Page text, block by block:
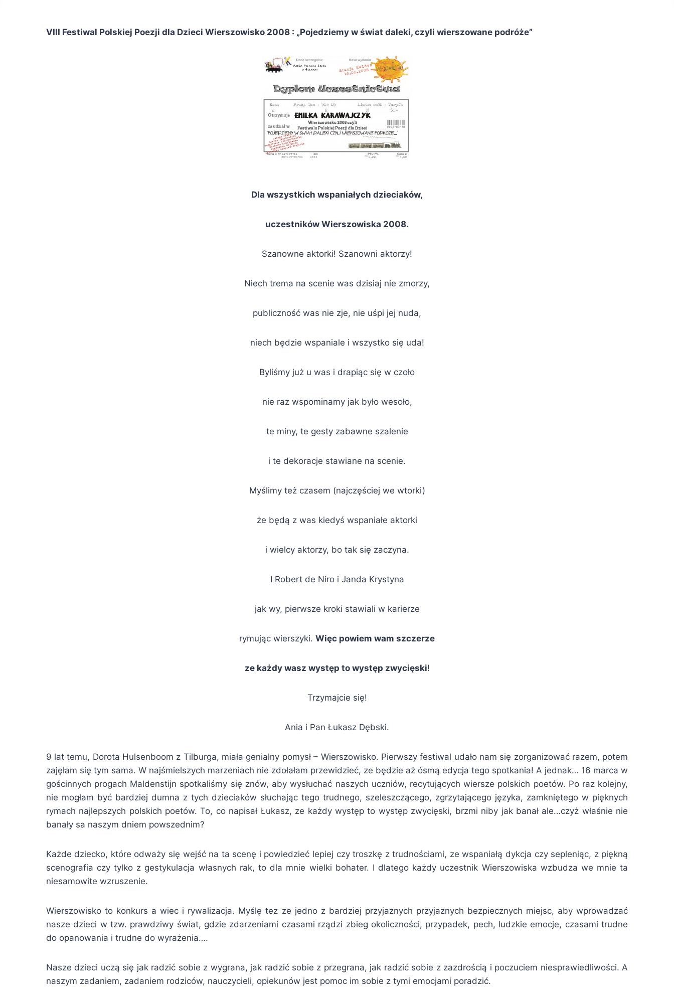
VIII Festiwal Polskiej Poezji dla Dzieci Wierszowisko 2008 : „Pojedziemy w świat daleki, czyli wierszowane podróże”
Dla wszystkich wspaniałych dzieciaków,
uczestników Wierszowiska 2008.
Szanowne aktorki! Szanowni aktorzy!
Niech trema na scenie was dzisiaj nie zmorzy,
publiczność was nie zje, nie uśpi jej nuda,
niech będzie wspaniale i wszystko się uda!
Byliśmy już u was i drapiąc się w czoło
nie raz wspominamy jak było wesoło,
te miny, te gesty zabawne szalenie
i te dekoracje stawiane na scenie.
Myślimy też czasem (najczęściej we wtorki)
że będą z was kiedyś wspaniałe aktorki
i wielcy aktorzy, bo tak się zaczyna.
I Robert de Niro i Janda Krystyna
jak wy, pierwsze kroki stawiali w karierze
rymując wierszyki. Więc powiem wam szczerze
ze każdy wasz występ to występ zwycięski!
Trzymajcie się!
Ania i Pan Łukasz Dębski.
9 lat temu, Dorota Hulsenboom z Tilburga, miała genialny pomysł – Wierszowisko. Pierwszy festiwal udało nam się zorganizować razem, potem
zajęłam się tym sama. W najśmielszych marzeniach nie zdołałam przewidzieć, ze będzie aż ósmą edycja tego spotkania! A jednak… 16 marca w
gościnnych progach Maldenstijn spotkaliśmy się znów, aby wysłuchać naszych uczniów, recytujących wiersze polskich poetów. Po raz kolejny,
nie mogłam być bardziej dumna z tych dzieciaków słuchając tego trudnego, szeleszczącego, zgrzytającego języka, zamkniętego w pięknych
rymach najlepszych polskich poetów. To, co napisał Łukasz, ze każdy występ to występ zwycięski, brzmi niby jak banał ale…czyż właśnie nie
banały sa naszym dniem powszednim?
Każde dziecko, które odważy się wejść na ta scenę i powiedzieć lepiej czy troszkę z trudnościami, ze wspaniałą dykcja czy sepleniąc, z piękną
scenografia czy tylko z gestykulacja własnych rak, to dla mnie wielki bohater. I dlatego każdy uczestnik Wierszowiska wzbudza we mnie ta
niesamowite wzruszenie.
Wierszowisko to konkurs a wiec i rywalizacja. Myślę tez ze jedno z bardziej przyjaznych przyjaznych bezpiecznych miejsc, aby wprowadzać
nasze dzieci w tzw. prawdziwy świat, gdzie zdarzeniami czasami rządzi zbieg okoliczności, przypadek, pech, ludzkie emocje, czasami trudne
do opanowania i trudne do wyrażenia….
Nasze dzieci uczą się jak radzić sobie z wygrana, jak radzić sobie z przegrana, jak radzić sobie z zazdrością i poczuciem niesprawiedliwości. A
naszym zadaniem, zadaniem rodziców, nauczycieli, opiekunów jest pomoc im sobie z tymi emocjami poradzić.